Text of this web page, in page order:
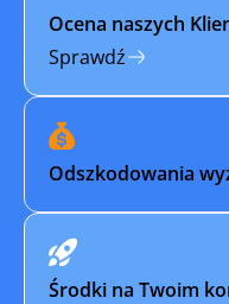
Ocena naszych
Sprawdź
Odszkodowania
Środki na Twoim